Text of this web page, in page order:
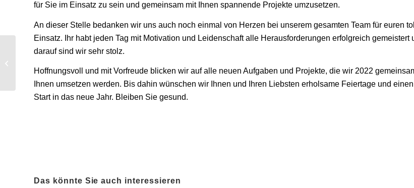
für Sie im Einsatz zu sein und gemeinsam mit Ihnen spannende Projekte umzusetzen.
An dieser Stelle bedanken wir uns auch noch einmal von Herzen bei unserem gesamten Team für euren
Einsatz. Ihr habt jeden Tag mit Motivation und Leidenschaft alle Herausforderungen erfolgreich gemeistert
darauf sind wir sehr stolz.
Hoffnungsvoll und mit Vorfreude blicken wir auf alle neuen Aufgaben und Projekte, die wir 2022
Ihnen umsetzen werden. Bis dahin wünschen wir Ihnen und Ihren Liebsten erholsame Feiertage und
Start in das neue Jahr. Bleiben Sie gesund.
Das könnte Sie auch interessieren
Hybridsystemen?